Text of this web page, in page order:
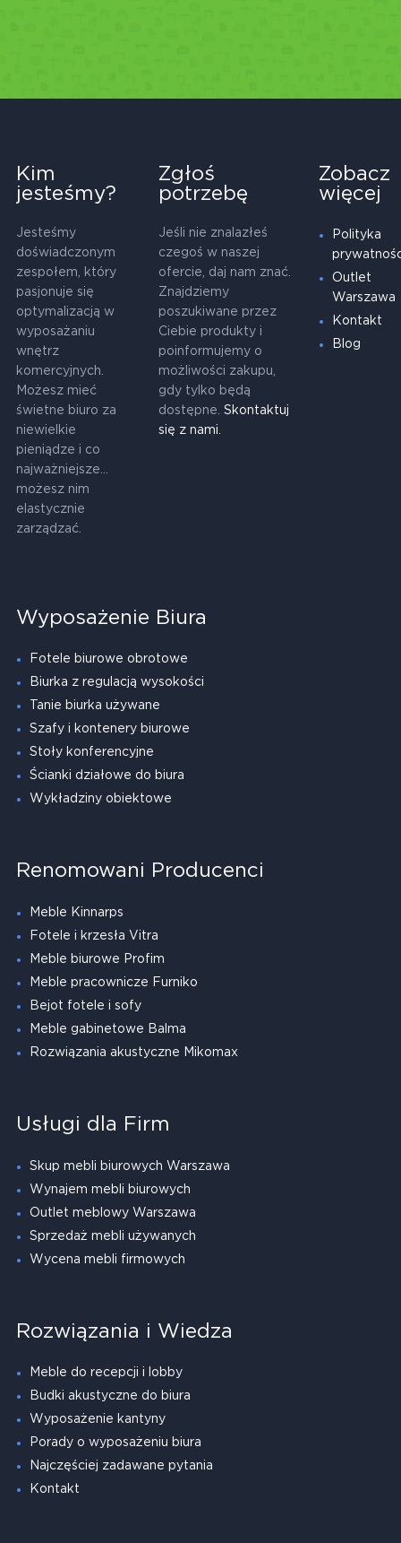
Kim
jesteśmy?
Jesteśmy
doświadczonym
zespołem, który
pasjonuje się
optymalizacją w
wyposażaniu
wnętrz
komercyjnych.
Możesz mieć
świetne biuro za
niewielkie
pieniądze i co
najważniejsze...
możesz nim
elastycznie
zarządzać.
Zgłoś
potrzebę
Jeśli nie znalazłeś
czegoś w naszej
ofercie, daj nam znać.
Znajdziemy
poszukiwane przez
Ciebie produkty i
poinformujemy o
możliwości zakupu,
gdy tylko będą
dostępne. Skontaktuj
się z nami.
Zobacz
więcej
Polityka
Outlet
Warszawa
Kontakt
Blog
Wyposażenie Biura
Fotele biurowe obrotowe
Biurka z regulacją wysokości
Tanie biurka używane
Szafy i kontenery biurowe
Stoły konferencyjne
Ścianki działowe do biura
Wykładziny obiektowe
Renomowani Producenci
Meble Kinnarps
Fotele i krzesła Vitra
Meble biurowe Profim
Meble pracownicze Furniko
Bejot fotele i sofy
Meble gabinetowe Balma
Rozwiązania akustyczne Mikomax
Usługi dla Firm
Skup mebli biurowych Warszawa
Wynajem mebli biurowych
Outlet meblowy Warszawa
Sprzedaż mebli używanych
Wycena mebli firmowych
Rozwiązania i Wiedza
Meble do recepcji i lobby
Budki akustyczne do biura
Wyposażenie kantyny
Porady o wyposażeniu biura
Najczęściej zadawane pytania
Kontakt